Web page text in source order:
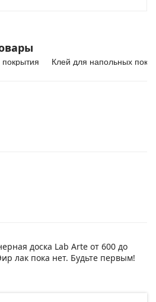
Клей для напольных
доска Lab Arte от 600 до
лак пока нет. Будьте первым!